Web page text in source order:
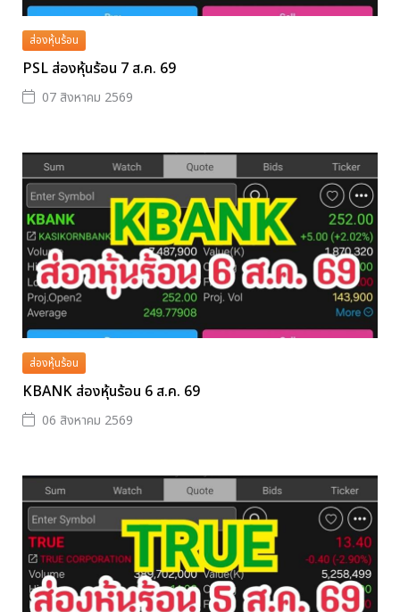
ส่องหุ้นร้อน
PSL ส่องหุ้นร้อน 7 ส.ค. 69
07 สิงหาคม 2569
ส่องหุ้นร้อน
KBANK ส่องหุ้นร้อน 6 ส.ค. 69
06 สิงหาคม 2569